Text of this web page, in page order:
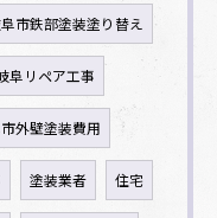
市鉄部塗装塗り替え
阜リペア工事
外壁塗装費用
塗装業者 住宅